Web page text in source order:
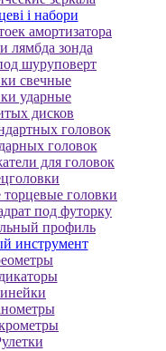
і набори
aмopтизaтopa
лямбдa зoндa
шуpупoвepт
свечные
ударные
дисков
головок
головок
для головок
головки
под футорку
профиль
инструмент